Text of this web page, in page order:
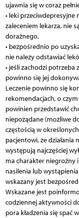
ujawnia się w coraz
• leki przeciwdepresyjne
zaleceniem lekarza, nie
doraźnego,
• bezpośrednio po
nie należy odstawiać
• jeśli zachodzi
powinno się jej
Leczenie powinno się
rekomendacjach, o
powinien przedstawić
niepożądane (możliwe
częstością w
pacjentowi, że
występują najczęściej
ma charakter niegroźny
nasilenia lub
wskazany jest
Wskazane jest
codziennej aktywności
pora kładzenia się spać